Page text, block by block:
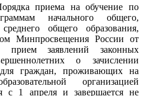
приема на обучение по
начального общего,
общего образования,
Минпросвещения России от
заявлений законных
о зачислении
граждан, проживающих на
организацией
с 1 апреля и завершается не